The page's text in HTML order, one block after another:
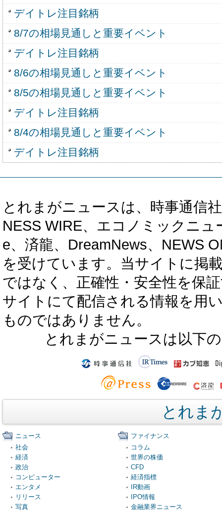
デイトレ注目銘柄
8/7の相場見通しと重要イベント
デイトレ注目銘柄
8/6の相場見通しと重要イベント
8/5の相場見通しと重要イベント
デイトレ注目銘柄
8/4の相場見通しと重要イベント
デイトレ注目銘柄
とれまがニュースは、時事通信
NESS WIRE、エコノミックニ
e、済龍、DreamNews、NEWS
を受けています。当サイトに掲
ではなく、正確性・安全性を保
サイトにて配信される情報を用
ものではありません。
とれまがニュースは以下
とれま
ニュース
社会
経済
政治
コンピューター
エンタメ
リリース
写真
ファイナンス
コラム
世界の株価
CFD
経済指標
IR動画
IPO情報
金融業界ニュース